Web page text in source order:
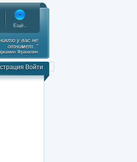
Ещё..
у вас не
отнимет. "
Франклин
Войти